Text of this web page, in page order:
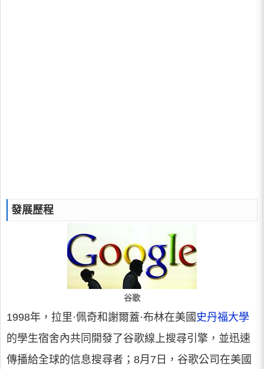
發展歷程
谷歌
1998年，拉里·佩奇和謝爾蓋·布林在美國 史丹福大學
的學生宿舍內共同開發了谷歌線上搜尋引擎，並迅速
傳播給全球的信息搜尋者；8月7日，谷歌公司在美國